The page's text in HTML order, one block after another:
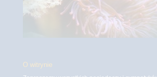
O witrynie